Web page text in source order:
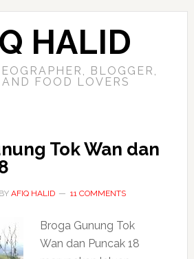
HALID
BLOGGER,
FOOD LOVERS
Tok Wan dan
AFIQ HALID 11 COMMENTS
Broga Gunung Tok
Wan dan Puncak 18